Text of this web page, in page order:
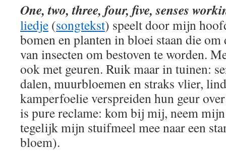
One, two, three, four, five, senses
liedje (songtekst) speelt door mijn
bomen en planten in bloei staan die om
van insecten om bestoven te worden.
ook met geuren. Ruik maar in tuinen:
dalen, muurbloemen en straks vlier,
kamperfoelie verspreiden hun geur
is pure reclame: kom bij mij, neem
tegelijk mijn stuifmeel mee naar een
bloem).